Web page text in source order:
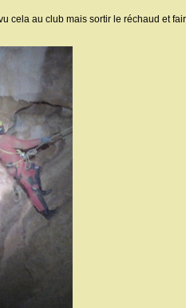
cela au club mais sortir le réchaud et